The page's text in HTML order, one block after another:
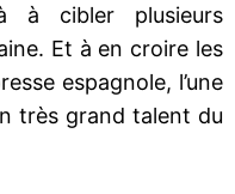
à cibler plusieurs
Et à en croire les
espagnole, l’une
très grand talent du